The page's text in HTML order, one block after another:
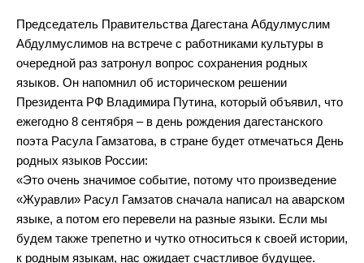
Председатель Правительства Дагестана Абдулмуслим
Абдулмуслимов на встрече с работниками культуры в
очередной раз затронул вопрос сохранения родных
языков. Он напомнил об историческом решении
Президента РФ Владимира Путина, который объявил, что
ежегодно 8 сентября – в день рождения дагестанского
поэта Расула Гамзатова, в стране будет отмечаться День
родных языков России:
«Это очень значимое событие, потому что произведение
«Журавли» Расул Гамзатов сначала написал на аварском
языке, а потом его перевели на разные языки. Если мы
будем также трепетно и чутко относиться к своей истории,
к родным языкам, нас ожидает счастливое будущее.